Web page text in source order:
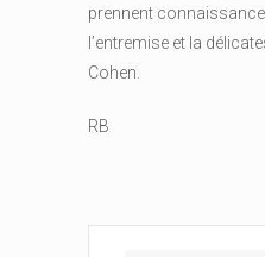
prennent
l’entremise et la
Cohen.
RB